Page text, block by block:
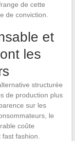
de cette
de conviction.
et
les
structurée
de production plus
sur les
le
coûte
fast fashion.